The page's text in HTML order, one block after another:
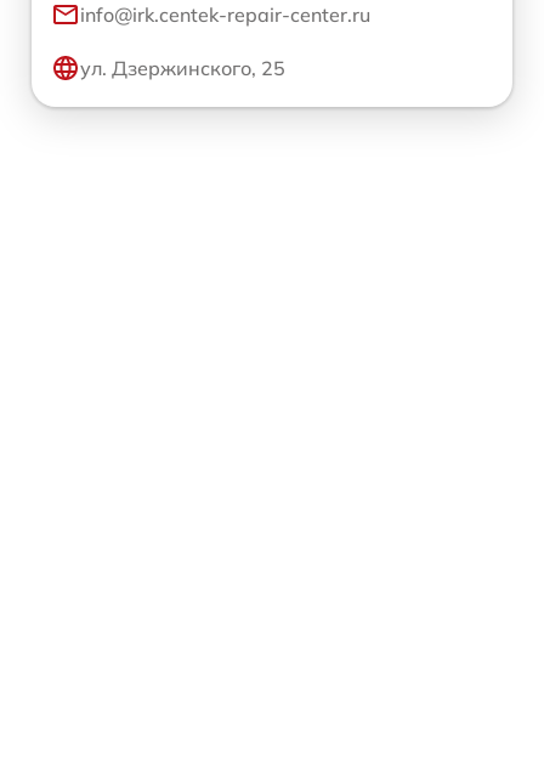
info@irk.centek-repair-center.ru
ул. Дзержинского, 25